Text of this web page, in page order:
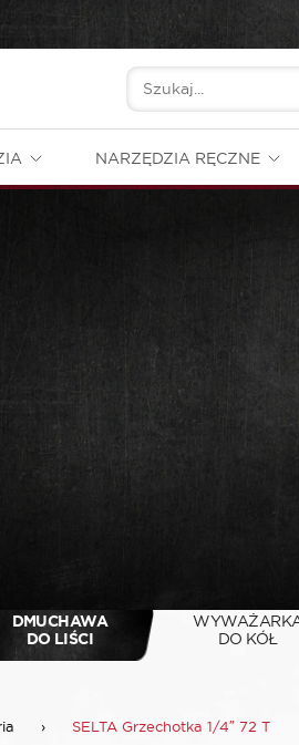
NARZĘDZIA RĘCZNE
DMUCHAWA
DO LIŚCI
DO KÓŁ
› SELTA Grzechotka 1/4″ 72 T